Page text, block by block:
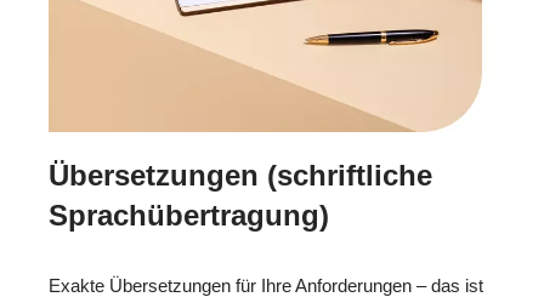
Übersetzungen (schriftliche
Sprachübertragung)
Exakte Übersetzungen für Ihre Anforderungen – das ist